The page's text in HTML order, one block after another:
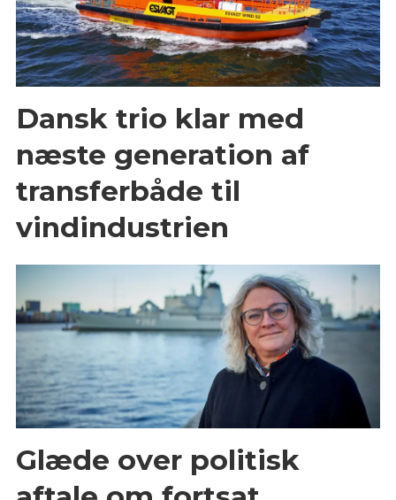
Dansk trio klar med
næste generation af
transferbåde til
vindindustrien
Glæde over politisk